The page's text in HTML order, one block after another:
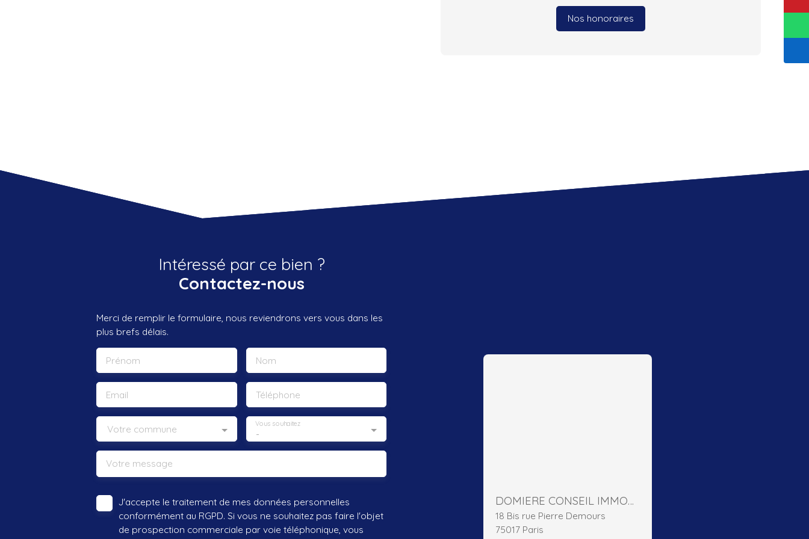
Nos honoraires
Intéressé par ce bien ?
Contactez-nous
Merci de remplir le formulaire, nous reviendrons vers vous dans les
plus brefs délais.
Prénom Nom
Email Téléphone
Votre commune -
Vous souhaitez
Votre message
J'accepte le traitement de mes données personnelles
conformément au RGPD. Si vous ne souhaitez pas faire l'objet
de prospection commerciale par voie téléphonique, vous
DOMIERE CONSEIL IMMOBILIER
18 Bis rue Pierre Demours
75017 Paris